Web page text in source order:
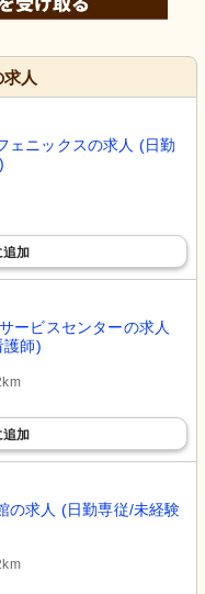
人
ェニックスの求人 (日勤
追加
ービスセンターの求人
護師)
追加
の求人 (日勤専従/未経験